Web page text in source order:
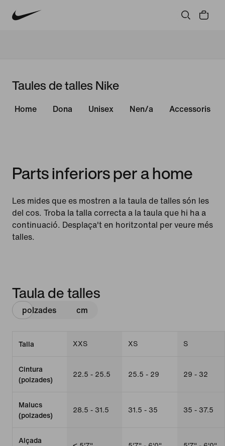
Taules de talles Nike
Home Dona Unisex Nen/a Accessoris
Parts inferiors per a home
Les mides que es mostren a la taula de talles són les
del cos. Troba la talla correcta a la taula que hi ha a
continuació. Desplaça't en horitzontal per veure més
talles.
Taula de talles
polzades cm
Talla XXS XS S
Cintura
(polzades)
22.5 - 25.5 25.5 - 29 29 - 32
Malucs
(polzades)
28.5 - 31.5 31.5 - 35 35 - 37.5
Alçada